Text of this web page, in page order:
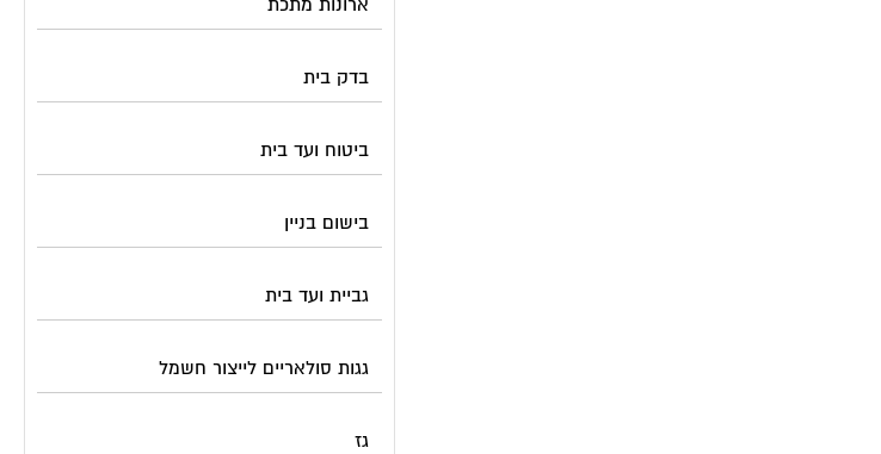
בדק בית
ביטוח ועד בית
בישום בניין
גביית ועד בית
גגות סולאריים לייצור חשמל
גז